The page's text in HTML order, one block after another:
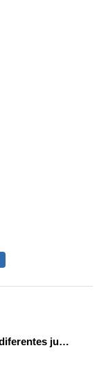
Programa con Scratch, 8 diferentes juegos para vivir la emoción de los partidos de España en el mundial 2026